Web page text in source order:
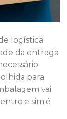
logística
da entrega
para
vai
e sim é